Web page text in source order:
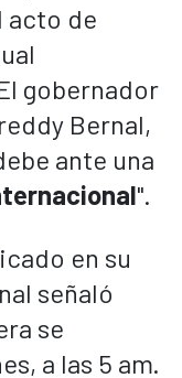
acto de
gobernador
Bernal,
ante una
".
en su
señaló
se
a las 5 am.